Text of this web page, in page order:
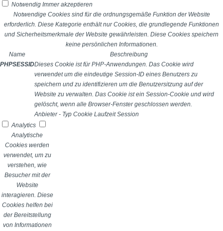
Notwendig Immer akzeptieren
Notwendige Cookies sind für die ordnungsgemäße Funktion der Website
erforderlich. Diese Kategorie enthält nur Cookies, die grundlegende Funktionen
und Sicherheitsmerkmale der Website gewährleisten. Diese Cookies speichern
keine persönlichen Informationen.
Name
Beschreibung
PHPSESSIDDieses Cookie ist für PHP-Anwendungen. Das Cookie wird
verwendet um die eindeutige Session-ID eines Benutzers zu
speichern und zu identifizieren um die Benutzersitzung auf der
Website zu verwalten. Das Cookie ist ein Session-Cookie und wird
gelöscht, wenn alle Browser-Fenster geschlossen werden.
Anbieter - Typ Cookie Laufzeit Session
Analytics
Analytische
Cookies werden
verwendet, um zu
verstehen, wie
Besucher mit der
Website
interagieren. Diese
Cookies helfen bei
der Bereitstellung
von Informationen